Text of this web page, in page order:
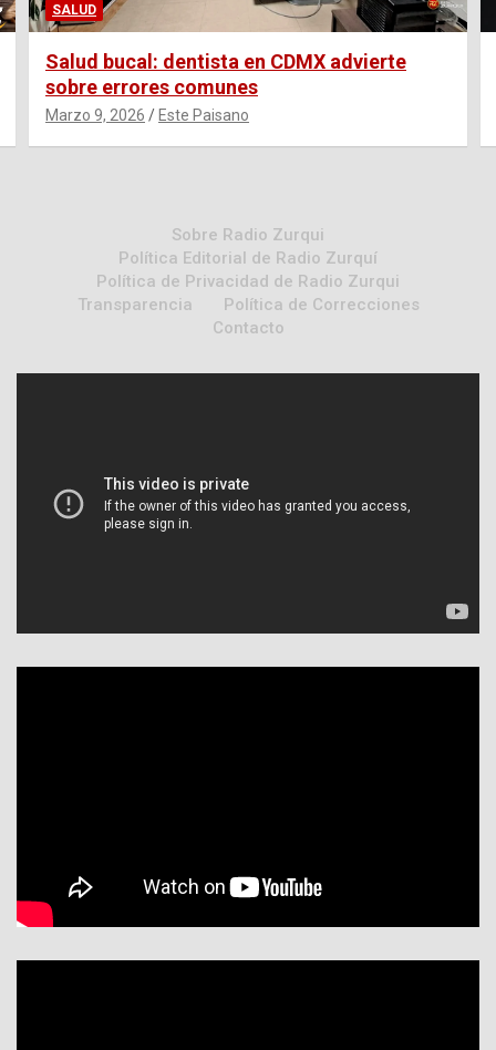
SALUD
Salud bucal: dentista en CDMX advierte
sobre errores comunes
Marzo 9, 2026 Este Paisano
Sobre Radio Zurqui
Política Editorial de Radio Zurquí
Política de Privacidad de Radio Zurqui
Transparencia
Política de Correcciones
Contacto